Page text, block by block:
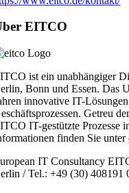
EITCO
ist ein unabhängiger
Bonn und Essen. Das
innovative IT-
Getreu
IT-gestützte Prozesse
finden Sie unter
IT Consultancy
/ Tel.: +49 (30) 408191